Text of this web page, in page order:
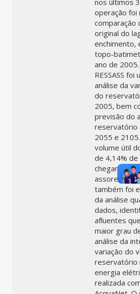
nos últimos
operação foi
comparação
original do
enchimento,
topo-
ano de
RESSASS
análise da
do
2005, bem
previsão do
reservatório
2055 e
volume útil
de 4,14%
chegando a
também foi
da análise
dados,
afluentes
maior grau
análise da
variação do
reservatório
energia
realizada